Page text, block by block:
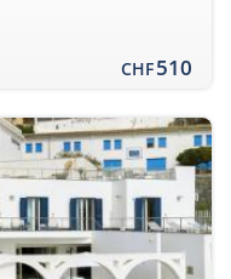
CHF510